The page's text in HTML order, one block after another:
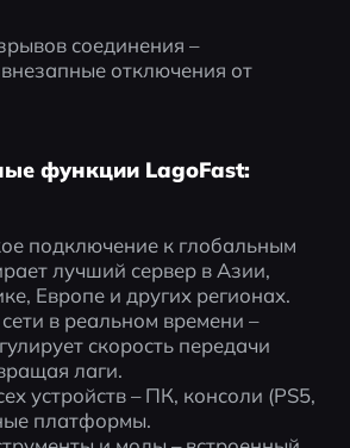
соединения –
отключения от
функции LagoFast:
подключение к глобальным
лучший сервер в Азии,
Европе и других регионах.
в реальном времени –
скорость передачи
лаги.
устройств – ПК, консоли (PS5,
платформы.